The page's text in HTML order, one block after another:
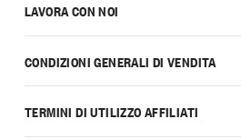
LAVORA CON NOI
CONDIZIONI GENERALI DI VENDITA
TERMINI DI UTILIZZO AFFILIATI